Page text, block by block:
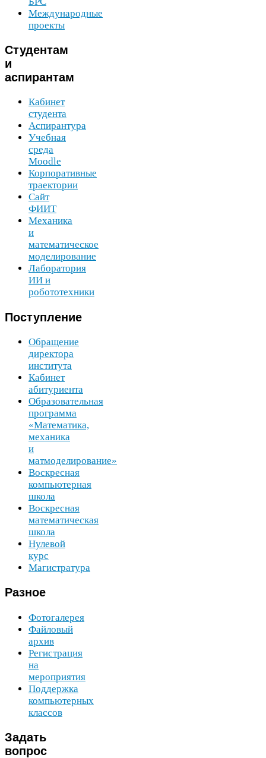
Международные
проекты
Студентам
и
аспирантам
Кабинет
студента
Аспирантура
Учебная
среда
Moodle
Корпоративные
траектории
Сайт
ФИИТ
Механика
и
математическое
моделирование
Лаборатория
ИИ и
робототехники
Поступление
Обращение
директора
института
Кабинет
абитуриента
Образовательная
программа
«Математика,
механика
и
матмоделирование»
Воскресная
компьютерная
школа
Воскресная
математическая
школа
Нулевой
курс
Магистратура
Разное
Фотогалерея
Файловый
архив
Регистрация
на
мероприятия
Поддержка
компьютерных
классов
Задать
вопрос